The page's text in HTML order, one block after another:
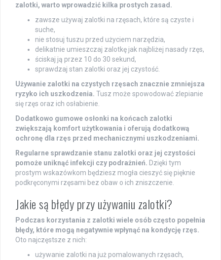
zalotki, warto wprowadzić kilka prostych zasad.
zawsze używaj zalotki na rzęsach, które są czyste i
suche,
nie stosuj tuszu przed użyciem narzędzia,
delikatnie umieszczaj zalotkę jak najbliżej nasady rzęs,
ściskaj ją przez 10 do 30 sekund,
sprawdzaj stan zalotki oraz jej czystość.
Używanie zalotki na czystych rzęsach znacznie zmniejsza
ryzyko ich uszkodzenia. Tusz może spowodować zlepianie
się rzęs oraz ich osłabienie.
Dodatkowo gumowe osłonki na końcach zalotki
zwiększają komfort użytkowania i oferują dodatkową
ochronę dla rzęs przed mechanicznymi uszkodzeniami.
Regularne sprawdzanie stanu zalotki oraz jej czystości
pomoże uniknąć infekcji czy podrażnień. Dzięki tym
prostym wskazówkom będziesz mogła cieszyć się pięknie
podkręconymi rzęsami bez obaw o ich zniszczenie.
Jakie są błędy przy używaniu zalotki?
Podczas korzystania z zalotki wiele osób często popełnia
błędy, które mogą negatywnie wpłynąć na kondycję rzęs.
Oto najczęstsze z nich:
używanie zalotki na już pomalowanych rzęsach,